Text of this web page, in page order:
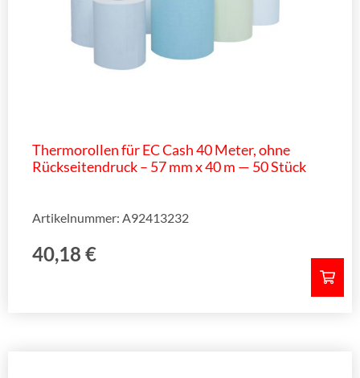
Thermorollen für EC Cash 40 Meter, ohne
Rückseitendruck – 57 mm x 40 m — 50 Stück
40,18 €
Artikelnummer: A92413232